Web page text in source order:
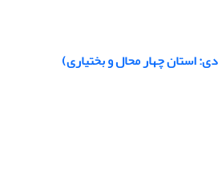
استان چهار محال و بختیاری)